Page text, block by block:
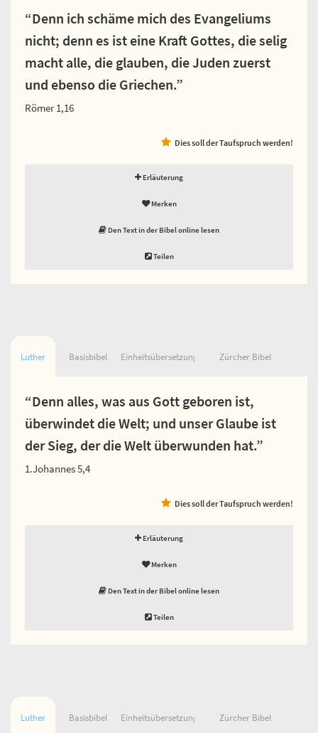
“Denn ich schäme mich des Evangeliums
nicht; denn es ist eine Kraft Gottes, die selig
macht alle, die glauben, die Juden zuerst
und ebenso die Griechen.”
Römer 1,16
Dies soll der Taufspruch werden!
Erläuterung
Merken
Den Text in der Bibel online lesen
Teilen
Luther Basisbibel Einheitsübersetzung Zürcher Bibel
“Denn alles, was aus Gott geboren ist,
überwindet die Welt; und unser Glaube ist
der Sieg, der die Welt überwunden hat.”
1.Johannes 5,4
Dies soll der Taufspruch werden!
Erläuterung
Merken
Den Text in der Bibel online lesen
Teilen
Luther Basisbibel Einheitsübersetzung Zürcher Bibel